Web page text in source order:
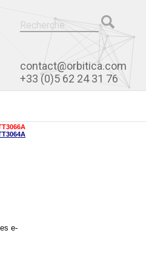
contact@orbitica.com
+33 (0)5 62 24 31 76
e-